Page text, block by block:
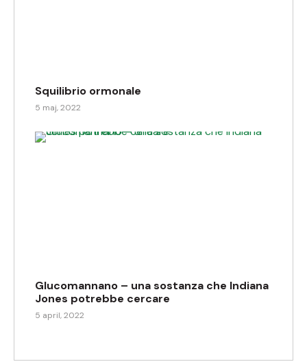
Squilibrio ormonale
5 maj, 2022
Glucomannano – una sostanza che Indiana
Jones potrebbe cercare
5 april, 2022